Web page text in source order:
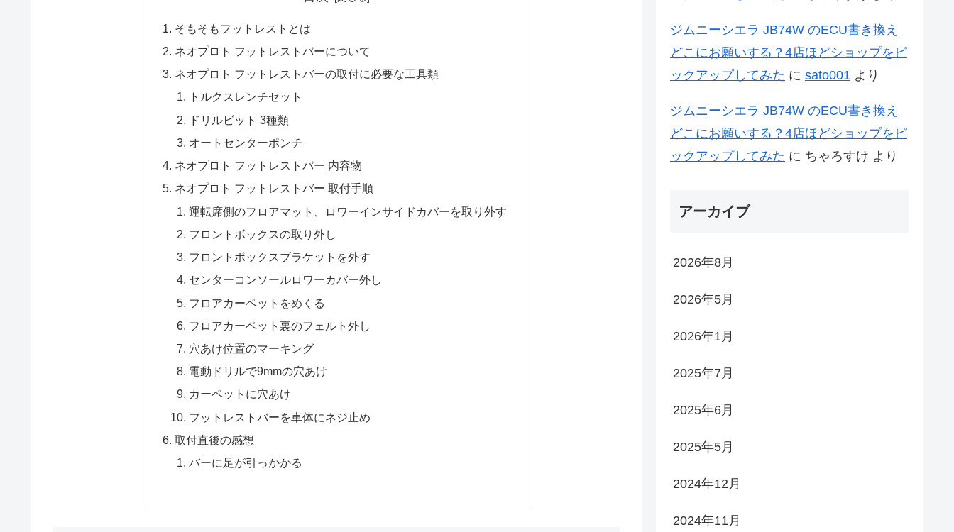
そもそもフットレストとは
ネオプロト フットレストバーについて
ネオプロト フットレストバーの取付に必要な工具類
トルクスレンチセット
ドリルビット 3種類
オートセンターポンチ
ネオプロト フットレストバー 内容物
ネオプロト フットレストバー 取付手順
運転席側のフロアマット、ロワーインサイドカバーを取り外す
フロントボックスの取り外し
フロントボックスブラケットを外す
センターコンソールロワーカバー外し
フロアカーペットをめくる
フロアカーペット裏のフェルト外し
穴あけ位置のマーキング
電動ドリルで9mmの穴あけ
カーペットに穴あけ
フットレストバーを車体にネジ止め
取付直後の感想
バーに足が引っかかる
ジムニーシエラ JB74W のECU書き換え
どこにお願いする？4店ほどショップをピ
ックアップしてみた に sato001 より
ジムニーシエラ JB74W のECU書き換え
どこにお願いする？4店ほどショップをピ
ックアップしてみた に ちゃろすけ より
アーカイブ
2026年8月
2026年5月
2026年1月
2025年7月
2025年6月
2025年5月
2024年12月
2024年11月